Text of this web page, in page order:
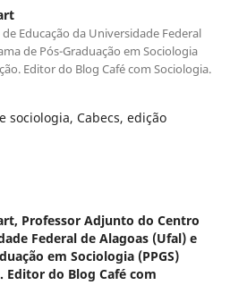
Educação da Universidade Federal
de Pós-Graduação em Sociologia
Editor do Blog Café com Sociologia.
sociologia, Cabecs, edição
Professor Adjunto do Centro
Federal de Alagoas (Ufal) e
em Sociologia (PPGS)
do Blog Café com